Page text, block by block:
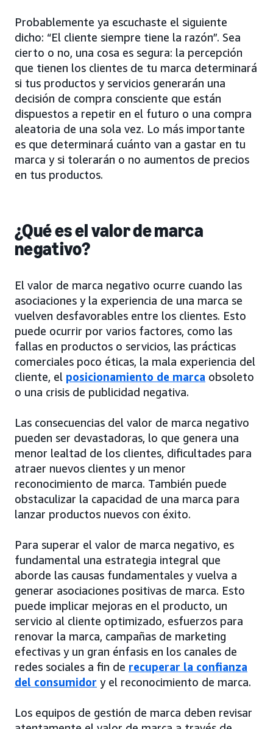
Probablemente ya escuchaste el siguiente
dicho: “El cliente siempre tiene la razón”. Sea
cierto o no, una cosa es segura: la percepción
que tienen los clientes de tu marca determinará
si tus productos y servicios generarán una
decisión de compra consciente que están
dispuestos a repetir en el futuro o una compra
aleatoria de una sola vez. Lo más importante
es que determinará cuánto van a gastar en tu
marca y si tolerarán o no aumentos de precios
en tus productos.
¿Qué es el valor de marca
negativo?
El valor de marca negativo ocurre cuando las
asociaciones y la experiencia de una marca se
vuelven desfavorables entre los clientes. Esto
puede ocurrir por varios factores, como las
fallas en productos o servicios, las prácticas
comerciales poco éticas, la mala experiencia del
cliente, el posicionamiento de marca obsoleto
o una crisis de publicidad negativa.
Las consecuencias del valor de marca negativo
pueden ser devastadoras, lo que genera una
menor lealtad de los clientes, dificultades para
atraer nuevos clientes y un menor
reconocimiento de marca. También puede
obstaculizar la capacidad de una marca para
lanzar productos nuevos con éxito.
Para superar el valor de marca negativo, es
fundamental una estrategia integral que
aborde las causas fundamentales y vuelva a
generar asociaciones positivas de marca. Esto
puede implicar mejoras en el producto, un
servicio al cliente optimizado, esfuerzos para
renovar la marca, campañas de marketing
efectivas y un gran énfasis en los canales de
redes sociales a fin de recuperar la confianza
del consumidor y el reconocimiento de marca.
Los equipos de gestión de marca deben revisar